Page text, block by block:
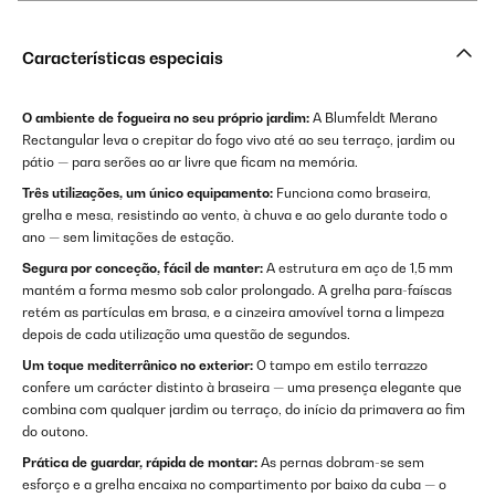
Características especiais
O ambiente de fogueira no seu próprio jardim: A Blumfeldt Merano
Rectangular leva o crepitar do fogo vivo até ao seu terraço, jardim ou
pátio — para serões ao ar livre que ficam na memória.
Três utilizações, um único equipamento: Funciona como braseira,
grelha e mesa, resistindo ao vento, à chuva e ao gelo durante todo o
ano — sem limitações de estação.
Segura por conceção, fácil de manter: A estrutura em aço de 1,5 mm
mantém a forma mesmo sob calor prolongado. A grelha para-faíscas
retém as partículas em brasa, e a cinzeira amovível torna a limpeza
depois de cada utilização uma questão de segundos.
Um toque mediterrânico no exterior: O tampo em estilo terrazzo
confere um carácter distinto à braseira — uma presença elegante que
combina com qualquer jardim ou terraço, do início da primavera ao fim
do outono.
Prática de guardar, rápida de montar: As pernas dobram-se sem
esforço e a grelha encaixa no compartimento por baixo da cuba — o